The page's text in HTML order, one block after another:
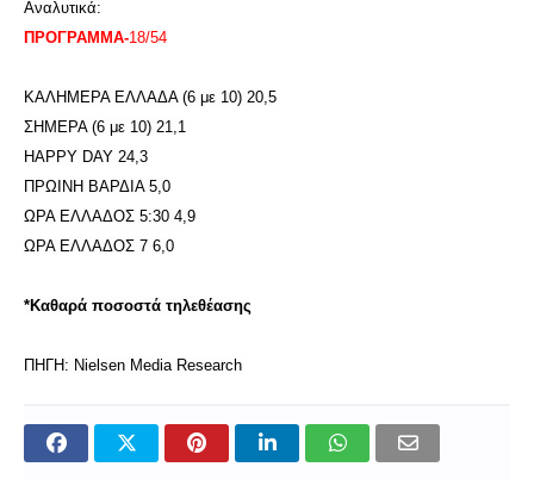
Αναλυτικά:
ΠΡΟΓΡΑΜΜΑ-18/54
ΚΑΛΗΜΕΡΑ ΕΛΛΑΔΑ (6 με 10) 20,5
ΣΗΜΕΡΑ (6 με 10) 21,1
HAPPY DAY 24,3
ΠΡΩΙΝΗ ΒΑΡΔΙΑ 5,0
ΩΡΑ ΕΛΛΑΔΟΣ 5:30 4,9
ΩΡΑ ΕΛΛΑΔΟΣ 7 6,0
*Καθαρά ποσοστά τηλεθέασης
ΠΗΓΗ: Nielsen Media Research